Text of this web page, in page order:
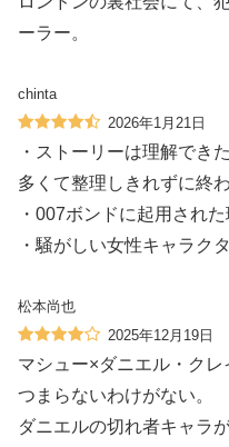
ーラー。
chinta
2026年1月21日
・ストーリーは理解でき
多くて整理しきれずに終
・007ボンドに起用され
・騒がしい女性キャラク
松本尚也
2025年12月19日
マシュー×ダニエル・クレ
つまらないわけがない。
ダニエルの切れ者キャラ